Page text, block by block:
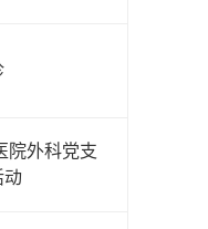
院外科党支
动